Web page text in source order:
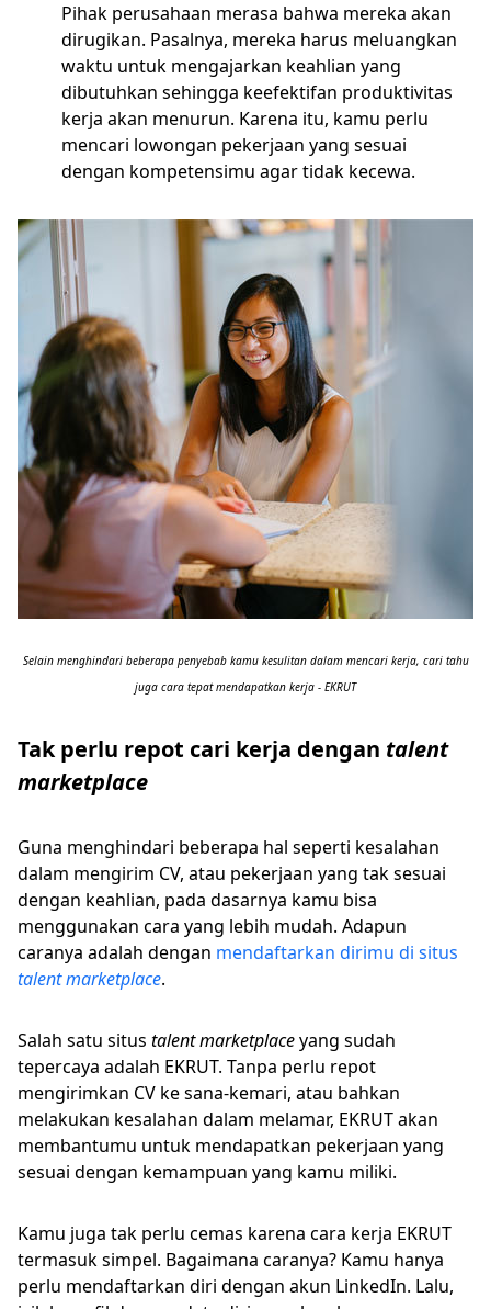
Pihak perusahaan merasa bahwa mereka akan
dirugikan. Pasalnya, mereka harus meluangkan
waktu untuk mengajarkan keahlian yang
dibutuhkan sehingga keefektifan produktivitas
kerja akan menurun. Karena itu, kamu perlu
mencari lowongan pekerjaan yang sesuai
dengan kompetensimu agar tidak kecewa.
Selain menghindari beberapa penyebab kamu kesulitan dalam mencari kerja, cari tahu
juga cara tepat mendapatkan kerja - EKRUT
Tak perlu repot cari kerja dengan talent
marketplace
Guna menghindari beberapa hal seperti kesalahan
dalam mengirim CV, atau pekerjaan yang tak sesuai
dengan keahlian, pada dasarnya kamu bisa
menggunakan cara yang lebih mudah. Adapun
caranya adalah dengan mendaftarkan dirimu di situs
talent marketplace.
Salah satu situs talent marketplaceyang sudah
tepercaya adalah EKRUT. Tanpa perlu repot
mengirimkan CV ke sana-kemari, atau bahkan
melakukan kesalahan dalam melamar, EKRUT akan
membantumu untuk mendapatkan pekerjaan yang
sesuai dengan kemampuan yang kamu miliki.
Kamu juga tak perlu cemas karena cara kerja EKRUT
termasuk simpel. Bagaimana caranya? Kamu hanya
perlu mendaftarkan diri dengan akun LinkedIn. Lalu,